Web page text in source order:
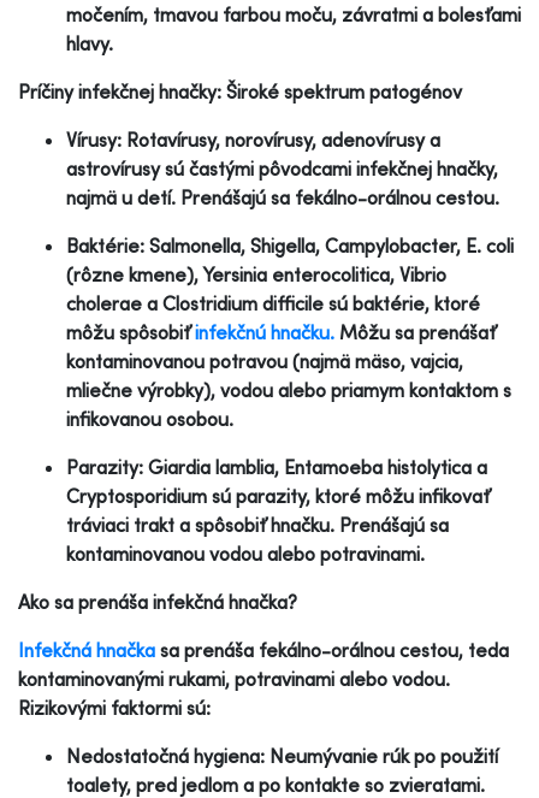
močením, tmavou farbou moču, závratmi a bolesťami
hlavy.
Príčiny infekčnej hnačky: Široké spektrum patogénov
Vírusy: Rotavírusy, norovírusy, adenovírusy a
astrovírusy sú častými pôvodcami infekčnej hnačky,
najmä u detí. Prenášajú sa fekálno-orálnou cestou.
Baktérie: Salmonella, Shigella, Campylobacter, E. coli
(rôzne kmene), Yersinia enterocolitica, Vibrio
cholerae a Clostridium difficile sú baktérie, ktoré
môžu spôsobiťinfekčnú hnačku. Môžu sa prenášať
kontaminovanou potravou (najmä mäso, vajcia,
mliečne výrobky), vodou alebo priamym kontaktom s
infikovanou osobou.
Parazity: Giardia lamblia, Entamoeba histolytica a
Cryptosporidium sú parazity, ktoré môžu infikovať
tráviaci trakt a spôsobiť hnačku. Prenášajú sa
kontaminovanou vodou alebo potravinami.
Ako sa prenáša infekčná hnačka?
Infekčná hnačka sa prenáša fekálno-orálnou cestou, teda
kontaminovanými rukami, potravinami alebo vodou.
Rizikovými faktormi sú:
Nedostatočná hygiena: Neumývanie rúk po použití
toalety, pred jedlom a po kontakte so zvieratami.